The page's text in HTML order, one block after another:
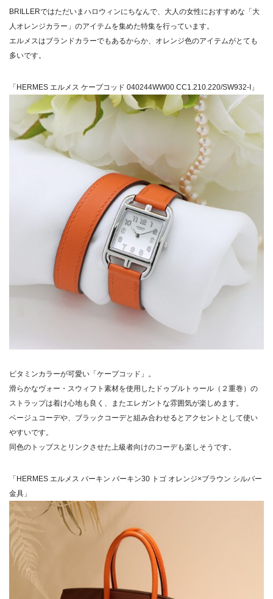
BRILLERではただいまハロウィンにちなんで、大人の女性におすすめな「大
人オレンジカラー」のアイテムを集めた特集を行っています。
エルメスはブランドカラーでもあるからか、オレンジ色のアイテムがとても
多いです。
「HERMES エルメス ケープコッド 040244WW00 CC1.210.220/SW932-I」
ビタミンカラーが可愛い「ケープコッド」。
滑らかなヴォー・スウィフト素材を使用したドゥブルトゥール（２重巻）の
ストラップは着け心地も良く、またエレガントな雰囲気が楽しめます。
ベージュコーデや、ブラックコーデと組み合わせるとアクセントとして使い
やすいです。
同色のトップスとリンクさせた上級者向けのコーデも楽しそうです。
「HERMES エルメス バーキン バーキン30 トゴ オレンジ×ブラウン シルバー
金具」